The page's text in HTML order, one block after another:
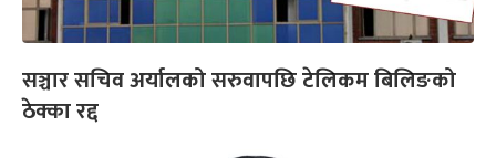
सञ्चार सचिव अर्यालको सरुवापछि टेलिकम बिलिङको
ठेक्का रद्द